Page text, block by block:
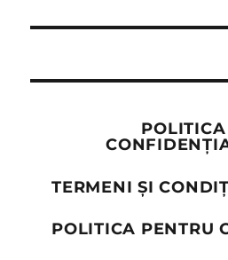
TERMENI ȘI
POLITICA PENTRU